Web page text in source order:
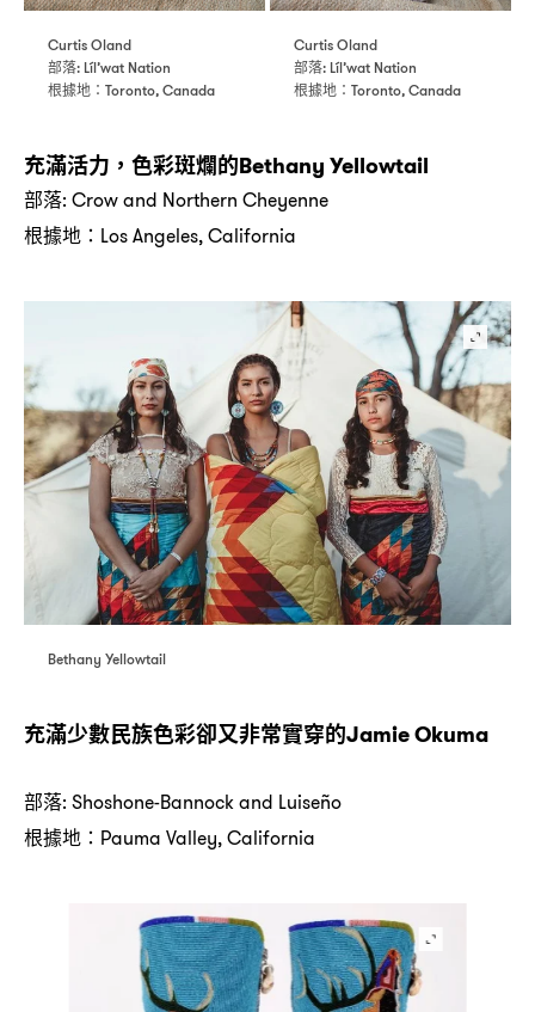
Curtis Oland
部落: Líl’wat Nation
根據地 ：Toronto, Canada
Curtis Oland
部落: Líl’wat Nation
根據地 ：Toronto, Canada
充滿活力 ， 色彩斑爛的Bethany Yellowtail
部落: Crow and Northern Cheyenne
根據地 ：Los Angeles, California
Bethany Yellowtail
充滿少數民族色彩卻又非常實穿的Jamie Okuma
部落: Shoshone-Bannock and Luiseño
根據地 ：Pauma Valley, California